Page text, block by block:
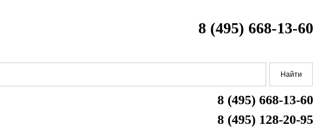
8 (495) 668-13-60
8 (495) 668-13-60
8 (495) 128-20-95